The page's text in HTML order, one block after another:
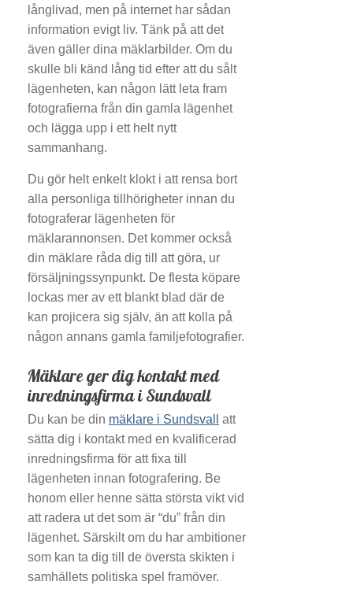
långlivad, men på internet har sådan
information evigt liv. Tänk på att det
även gäller dina mäklarbilder. Om du
skulle bli känd lång tid efter att du sålt
lägenheten, kan någon lätt leta fram
fotografierna från din gamla lägenhet
och lägga upp i ett helt nytt
sammanhang.
Du gör helt enkelt klokt i att rensa bort
alla personliga tillhörigheter innan du
fotograferar lägenheten för
mäklarannonsen. Det kommer också
din mäklare råda dig till att göra, ur
försäljningssynpunkt. De flesta köpare
lockas mer av ett blankt blad där de
kan projicera sig själv, än att kolla på
någon annans gamla familjefotografier.
Mäklare ger dig kontakt med
inredningsfirma i Sundsvall
Du kan be din mäklare i Sundsvall
att
sätta dig i kontakt med en kvalificerad
inredningsfirma för att fixa till
lägenheten innan fotografering. Be
honom eller henne sätta största vikt vid
att radera ut det som är “du” från din
lägenhet. Särskilt om du har ambitioner
som kan ta dig till de översta skikten i
samhällets politiska spel framöver.